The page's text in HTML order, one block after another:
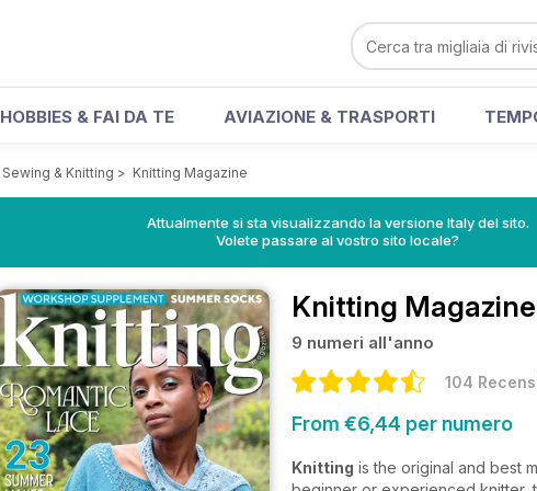
HOBBIES & FAI DA TE AVIAZIONE & TRASPORTI
Sewing & Knitting > Knitting Magazine
Attualmente si sta visualizzando la versione Italy del sito.
Volete passare al vostro sito locale?
Knitting Magazine
9 numeri all'anno
104
From €6,44 per numero
Knitting is the original and best